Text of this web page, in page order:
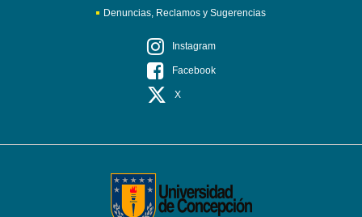
Denuncias, Reclamos y Sugerencias
Instagram
Facebook
X